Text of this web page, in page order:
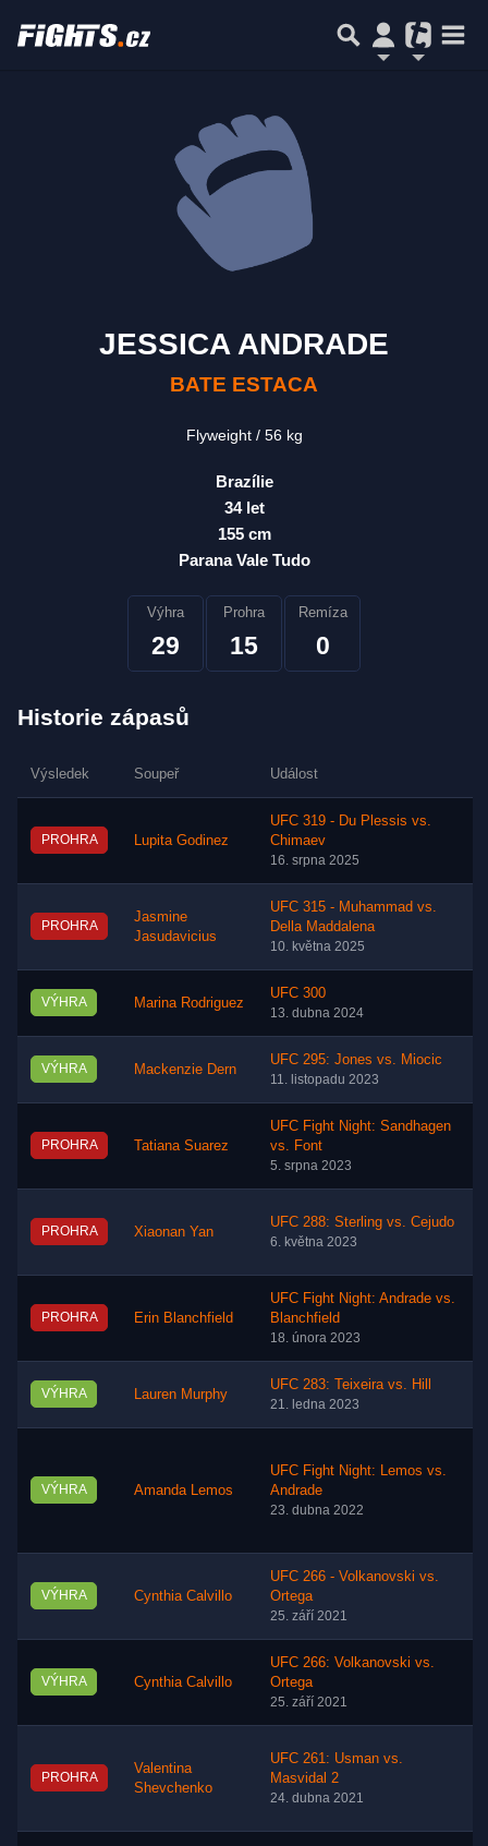
JESSICA ANDRADE
BATE ESTACA
Flyweight 56 kg
Brazílie
34 let
155 cm
Parana Vale Tudo
Výhra
29
Prohra
15
Remíza
0
Historie zápasů
Výsledek Soupeř Událost
PROHRA Lupita Godinez
UFC 319 - Du Plessis vs.
Chimaev
16. srpna 2025
PROHRA
Jasmine
Jasudavicius
UFC 315 - Muhammad vs.
Della Maddalena
10. května 2025
VÝHRA Marina Rodriguez
UFC 300
13. dubna 2024
VÝHRA Mackenzie Dern
UFC 295: Jones vs. Miocic
11. listopadu 2023
PROHRA Tatiana Suarez
UFC Fight Night: Sandhagen
vs. Font
5. srpna 2023
PROHRA Xiaonan Yan
UFC 288: Sterling vs. Cejudo
6. května 2023
PROHRA Erin Blanchfield
UFC Fight Night: Andrade vs.
Blanchfield
18. února 2023
VÝHRA Lauren Murphy
UFC 283: Teixeira vs. Hill
21. ledna 2023
VÝHRA Amanda Lemos
UFC Fight Night: Lemos vs.
Andrade
23. dubna 2022
VÝHRA Cynthia Calvillo
UFC 266 - Volkanovski vs.
Ortega
25. září 2021
VÝHRA Cynthia Calvillo
UFC 266: Volkanovski vs.
Ortega
25. září 2021
PROHRA
Valentina
Shevchenko
UFC 261: Usman vs.
Masvidal 2
24. dubna 2021